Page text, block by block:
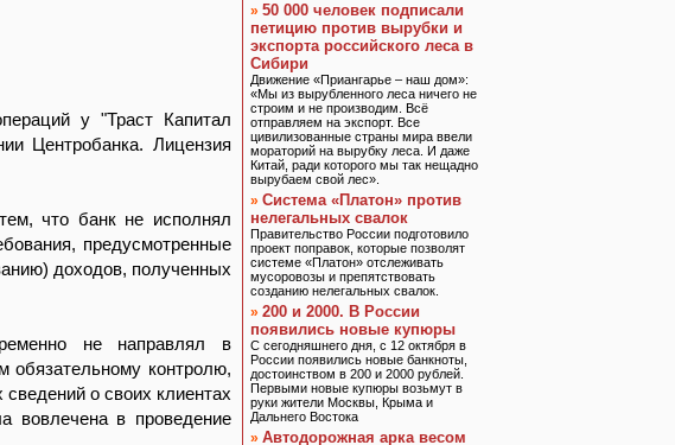
у "Траст Капитал
Центробанка. Лицензия
что банк не исполнял
предусмотренные
доходов, полученных
не направлял в
обязательному контролю,
о своих клиентах
вовлечена в проведение
» 50 000 человек подписали
петицию против вырубки и
экспорта российского леса в
Сибири
Движение «Приангарье – наш дом»:
«Мы из вырубленного леса ничего не
строим и не производим. Всё
отправляем на экспорт. Все
цивилизованные страны мира ввели
мораторий на вырубку леса. И даже
Китай, ради которого мы так нещадно
вырубаем свой лес».
» Система «Платон» против
нелегальных свалок
Правительство России подготовило
проект поправок, которые позволят
системе «Платон» отслеживать
мусоровозы и препятствовать
созданию нелегальных свалок.
» 200 и 2000. В России
появились новые купюры
С сегодняшнего дня, с 12 октября в
России появились новые банкноты,
достоинством в 200 и 2000 рублей.
Первыми новые купюры возьмут в
руки жители Москвы, Крыма и
Дальнего Востока
» Автодорожная арка весом